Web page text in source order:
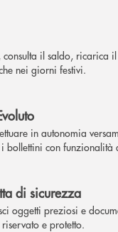
consulta il saldo, ricarica
nei giorni festivi.
in autonomia
bollettini con funzionalità
di sicurezza
oggetti preziosi e
riservato e protetto.